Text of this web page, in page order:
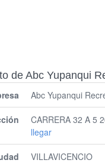
de Abc Yupanqui
Abc Yupanqui
CARRERA 32 A 5
llegar
VILLAVICENCIO